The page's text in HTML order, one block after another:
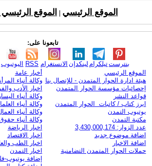
الموقع الرئيسي الموقع
تابعونا على:
اليوتيوب RSS الانستغرام لينكدإن تيلكرامبنترست
الموقع الرئيسي
هيئة ادارة الحوار المتمدن - للإتصال بنا
إحصائيات مؤسسة الحوار المتمدن
قواعد النشر
ابرز كتاب / كاتبات الحوار المتمدن
يوتيوب التمدن
مكتبة التمدن
عدد الزوار: 3,430,000,174
اضافة موضوع جديد
اضافة الاخبار
حملات الحوار المتمدن التضامنية
أخبار عامة
وكالة أنباء
اخبار الأدب
وكالة أنباء اليسار
وكالة أنباء
وكالة أنباء
وكالة أنباء
اخبار الرياضة
اخبار الاقتصاد
اخبار الطب
اخبار التمدن
إضافة يوتيوب-